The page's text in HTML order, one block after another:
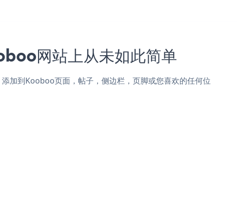
网站上从未如此简单
到Kooboo页面，帖子，侧边栏，页脚或您喜欢的任何位